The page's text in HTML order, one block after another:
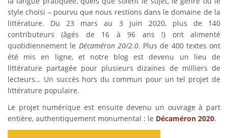
style choisi – pourvu que nous restions dans le domaine de la
littérature. Du 23 mars au 3 juin 2020, plus de 140
contributeurs (âgés de 16 à 96 ans !) ont alimenté
quotidiennement le Décaméron 20/2.0. Plus de 400 textes ont
été mis en ligne, et notre blog est devenu un lieu de
littérature partagée pour plusieurs dizaines de milliers de
lecteurs… Un succès hors du commun pour un tel projet de
littérature populaire.
Le projet numérique est ensuite devenu un ouvrage à part
entière, authentiquement monumental : le Décaméron 2020.